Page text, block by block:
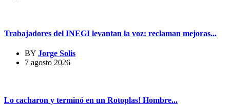
Trabajadores del INEGI levantan la voz: reclaman mejoras...
BY Jorge Solis
7 agosto 2026
Lo cacharon y terminó en un Rotoplas! Hombre...